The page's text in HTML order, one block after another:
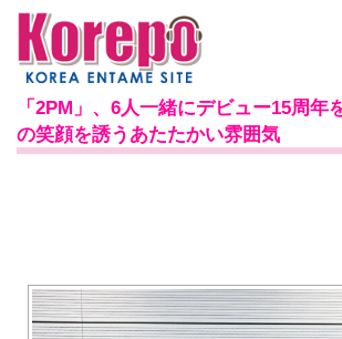
「2PM」、6人一緒にデビュー15周
の笑顔を誘うあたたかい雰囲気